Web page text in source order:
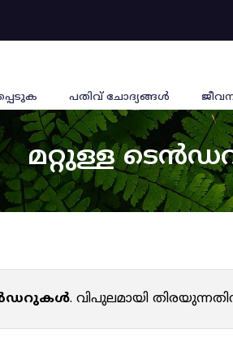
പതിവ് ചോദ്യങ്ങൾ
മറ്റുള്ള
. വിപുലമായി